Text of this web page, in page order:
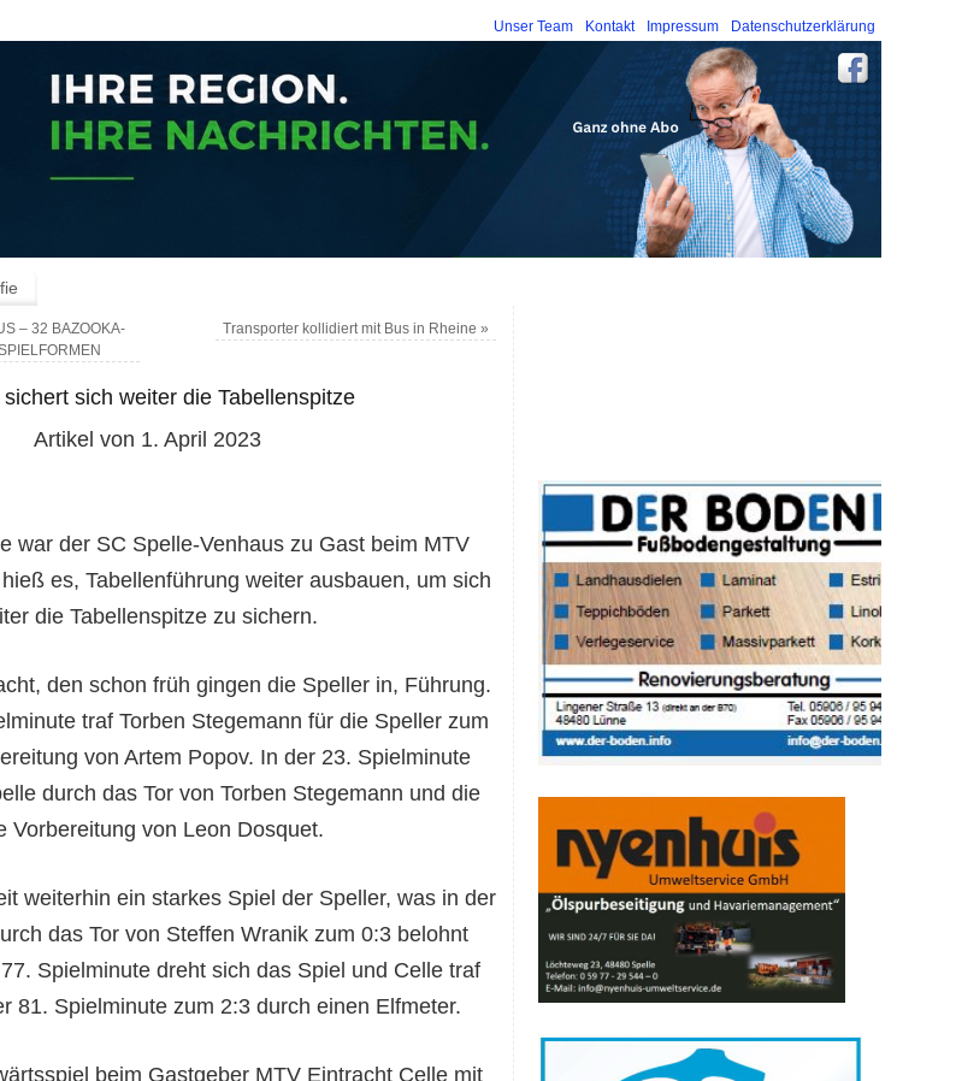
Unser Team Kontakt Impressum Datenschutzerklärung
– 32 BAZOOKA-
Transporter kollidiert mit Bus in Rheine»
sichert sich weiter die Tabellenspitze
Artikel von 1. April 2023
war der SC Spelle-Venhaus zu Gast beim MTV
es, Tabellenführung weiter ausbauen, um sich
die Tabellenspitze zu sichern.
den schon früh gingen die Speller in, Führung.
traf Torben Stegemann für die Speller zum
von Artem Popov. In der 23. Spielminute
durch das Tor von Torben Stegemann und die
Vorbereitung von Leon Dosquet.
weiterhin ein starkes Spiel der Speller, was in der
das Tor von Steffen Wranik zum 0:3 belohnt
Spielminute dreht sich das Spiel und Celle traf
81. Spielminute zum 2:3 durch einen Elfmeter.
beim Gastgeber MTV Eintracht Celle mit